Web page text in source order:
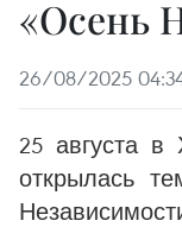
«Осень
26/08/2025
25 августа
открылась